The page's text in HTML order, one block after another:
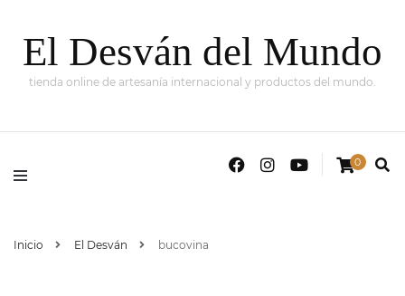
El Desván del Mundo
tienda online de artesanía internacional y productos del mundo.
0
Inicio El Desván bucovina